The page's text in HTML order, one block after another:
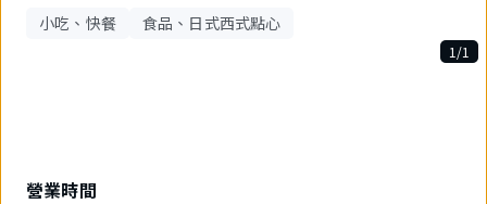
小吃、快餐 食品、日式西式點心
1/1
營業時間